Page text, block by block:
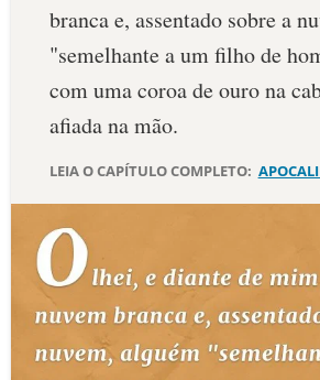
PALAVRA DO DIA
DEVOCIONAL DIÁRIO
ESTUDOS BÍBLICOS
ESBOÇOS DE PREGAÇÃO
TEMAS
branca e, assentado sobre a
"semelhante a um filho de
com uma coroa de ouro na
afiada na mão.
LEIA O CAPÍTULO COMPLETO: